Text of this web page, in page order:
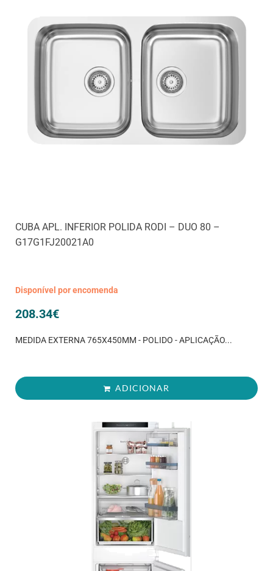
CUBA APL. INFERIOR POLIDA RODI – DUO 80 –
G17G1FJ20021A0
Disponível por encomenda
208.34€
MEDIDA EXTERNA 765X450MM - POLIDO - APLICAÇÃO...
ADICIONAR